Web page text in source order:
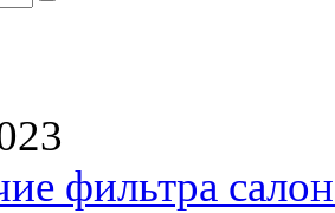
фильтра